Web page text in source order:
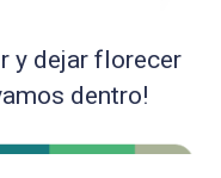
y dejar florecer
dentro!